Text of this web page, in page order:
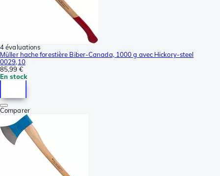
4 évaluations
Müller hache forestière Biber-Canada, 1000 g avec Hickory-steel
0029,10
85,99 €
En stock
Comparer